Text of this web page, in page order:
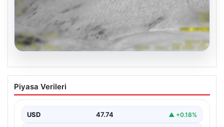
07.08.2026
Hakkari’de JİHA Destekli Uyuşturucu
Operasyonunda 253 Kilo Esrar Ele
İçişleri Bakanlığı tarafından yapılan resmi açıklamaya
Piyasa Verileri
USD 47.74 ▲ +0.18%